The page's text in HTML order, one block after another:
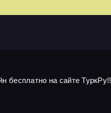
бесплатно на сайте ТуркРу!!